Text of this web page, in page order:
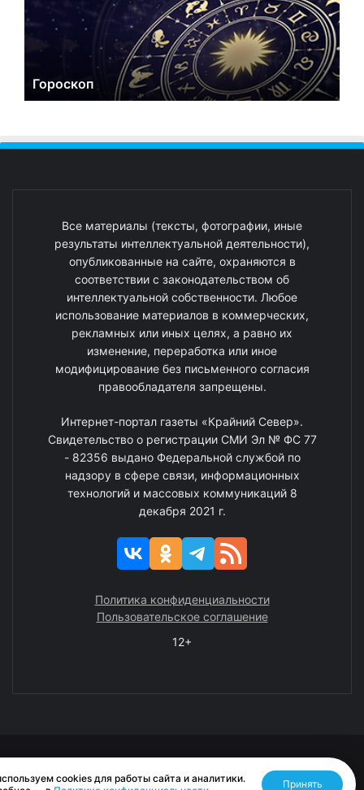
Гороскоп
Все материалы (тексты, фотографии, иные
результаты интеллектуальной деятельности),
опубликованные на сайте, охраняются в
соответствии с законодательством об
интеллектуальной собственности. Любое
использование материалов в коммерческих,
рекламных или иных целях, а равно их
изменение, переработка или иное
модифицирование без письменного согласия
правообладателя запрещены.
Интернет-портал газеты «Крайний Север».
Свидетельство о регистрации СМИ Эл № ФС 77
- 82356 выдано Федеральной службой по
надзору в сфере связи, информационных
технологий и массовых коммуникаций 8
декабря 2021 г.
Политика конфиденциальности
Пользовательское соглашение
12+
cookies для работы сайта и аналитики.
Принять